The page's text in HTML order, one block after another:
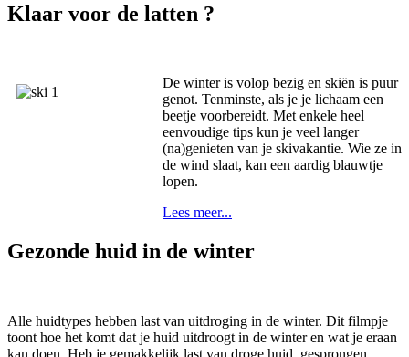
Klaar voor de latten ?
De winter is volop bezig en skiën is puur
genot. Tenminste, als je je lichaam een
beetje voorbereidt. Met enkele heel
eenvoudige tips kun je veel langer
(na)genieten van je skivakantie. Wie ze in
de wind slaat, kan een aardig blauwtje
lopen.
Lees meer...
Gezonde huid in de winter
Alle huidtypes hebben last van uitdroging in de winter. Dit filmpje
toont hoe het komt dat je huid uitdroogt in de winter en wat je eraan